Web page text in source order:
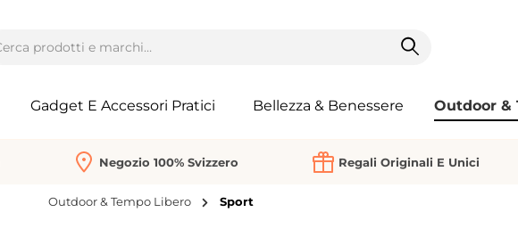
Gadget E Accessori Pratici Bellezza & Benessere Outdoor &
Negozio 100% Svizzero Regali Originali E Unici
Outdoor & Tempo Libero Sport